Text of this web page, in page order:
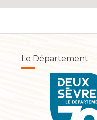
Le Département